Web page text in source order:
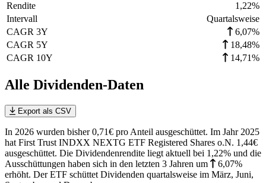
Rendite
1,22%
Intervall
Quartalsweise
CAGR 3Y
6,07%
CAGR 5Y
18,48%
CAGR 10Y
14,71%
Alle Dividenden-Daten
Export als CSV
In 2026 wurden bisher 0,71€ pro Anteil ausgeschüttet. Im Jahr 2025
hat First Trust INDXX NEXTG ETF Registered Shares o.N. 1,44€
ausgeschüttet. Die Dividendenrendite liegt aktuell bei 1,22% und die
Ausschüttungen haben sich in den letzten 3 Jahren um
6,07%
erhöht. Der ETF schüttet Dividenden quartalsweise im März, Juni,